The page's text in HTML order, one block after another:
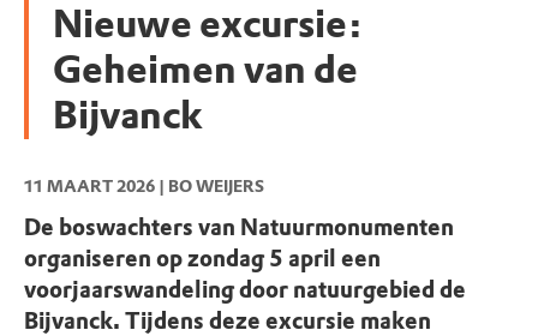
Nieuwe excursie:
Geheimen van de
Bijvanck
11 MAART 2026 | BO WEIJERS
De boswachters van Natuurmonumenten
organiseren op zondag 5 april een
voorjaarswandeling door natuurgebied de
Bijvanck. Tijdens deze excursie maken